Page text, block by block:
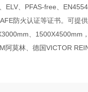
ELV、PFAS-free、
防火认证等证书。可提
、1500X4500mm
莫林、德国VICTOR